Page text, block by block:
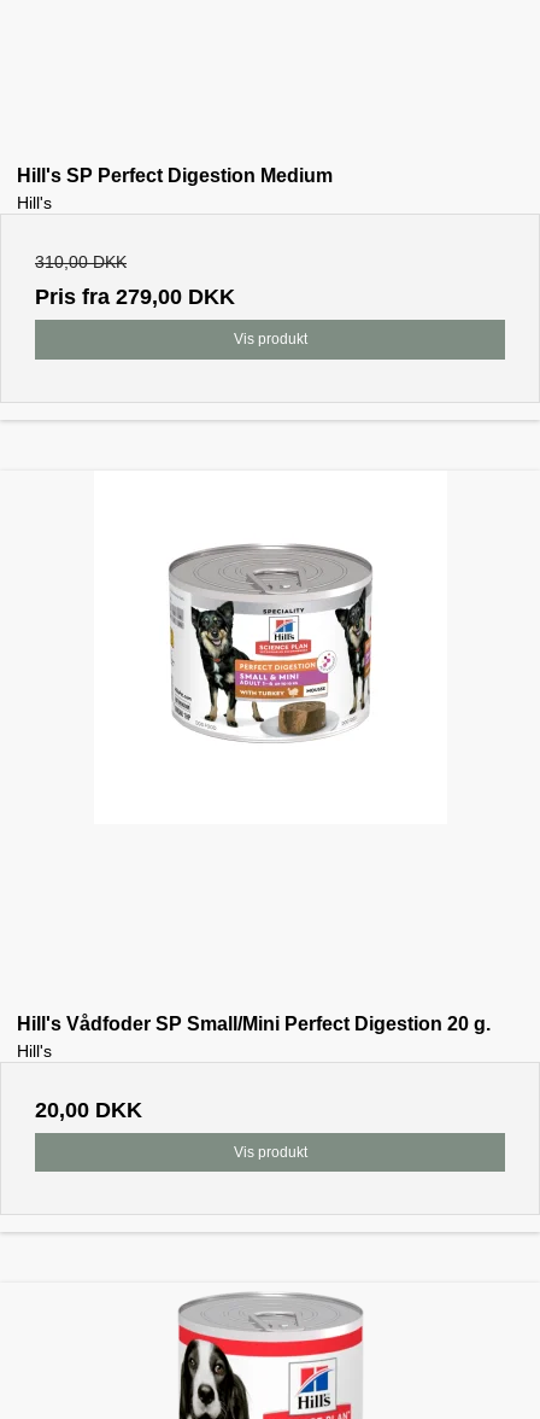
Hill's SP Perfect Digestion Medium
Hill's
310,00 DKK
Pris fra 279,00 DKK
Vis produkt
Hill's Vådfoder SP Small/Mini Perfect Digestion 20 g.
Hill's
20,00 DKK
Vis produkt